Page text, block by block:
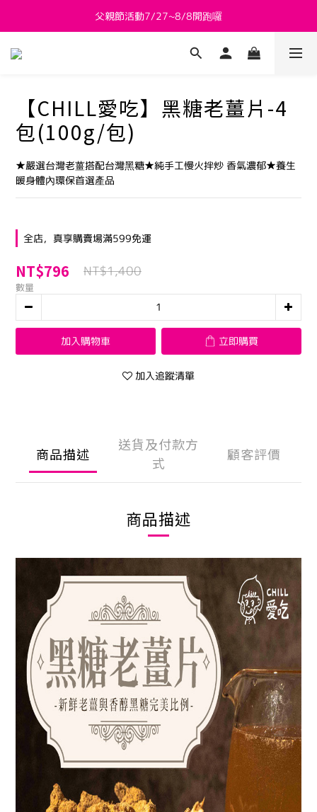
新會員送 $800購物金
父親節活動7/27~8/8開跑囉
新會員送 $800購物金
【CHILL愛吃】黑糖老薑片-4
包(100g/包)
★嚴選台灣老薑搭配台灣黑糖★純手工慢火拌炒 香氣濃郁★養生
暖身體內環保首選產品
全店，真享購賣場滿599免運
NT$796 NT$1,400
數量
加入購物車 立即購買
加入追蹤清單
商品描述
送貨及付款方
式
顧客評價
商品描述